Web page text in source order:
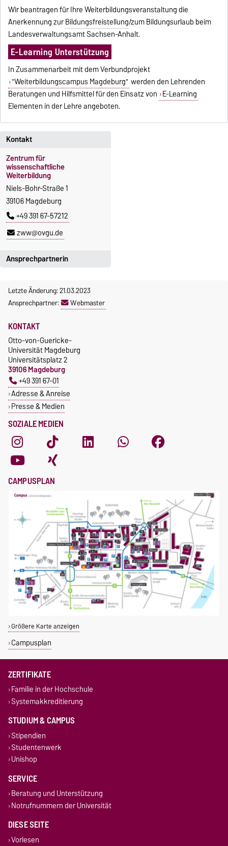
Wir beantragen für Ihre Weiterbildungsveranstaltung die
Anerkennung zurBildungsfreistellung/zum Bildungsurlaub beim
Landesverwaltungsamt Sachsen-Anhalt.
E-Learning Unterstützung
In Zusammenarbeit mit dem Verbundprojekt
"Weiterbildungscampus Magdeburg" werden den Lehrenden
Beratungen und Hilfsmittel für den Einsatz von E-Learning
Elementen in der Lehre angeboten.
Kontakt
Zentrum für
wissenschaftliche
Weiterbildung
Niels-Bohr-Straße 1
39106 Magdeburg
+49 391 67-57212
zww@ovgu.de
Ansprechpartnerin
+49 391 67-57211
Letzte Änderung: 21.03.2023
Ansprechpartner:
Webmaster
SOZIALE MEDIEN
KONTAKT
Otto-von-Guericke-
Universität Magdeburg
Universitätsplatz 2
39106 Magdeburg
+49 391 67-01
Adresse & Anreise
Presse & Medien
CAMPUSPLAN
Größere Karte anzeigen
Campusplan
ZERTIFIKATE
Familie in der Hochschule
Systemakkreditierung
STUDIUM & CAMPUS
Stipendien
Studentenwerk
Unishop
SERVICE
Beratung und Unterstützung
Notrufnummern der Universität
DIESE SEITE
Vorlesen